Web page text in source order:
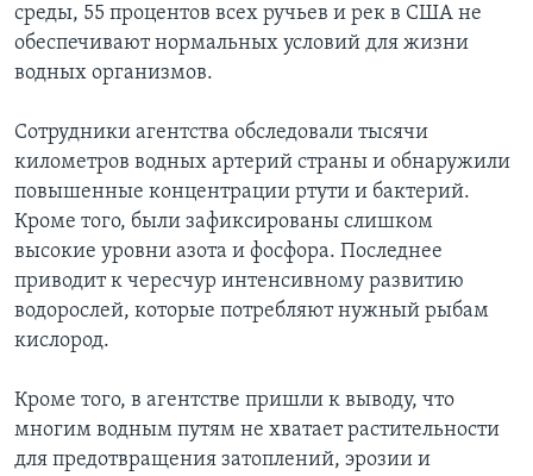
среды, 55 процентов всех ручьев и рек в США не
обеспечивают нормальных условий для жизни
водных организмов.
Сотрудники агентства обследовали тысячи
километров водных артерий страны и обнаружили
повышенные концентрации ртути и бактерий.
Кроме того, были зафиксированы слишком
высокие уровни азота и фосфора. Последнее
приводит к чересчур интенсивному развитию
водорослей, которые потребляют нужный рыбам
кислород.
Кроме того, в агентстве пришли к выводу, что
многим водным путям не хватает растительности
для предотвращения затоплений, эрозии и